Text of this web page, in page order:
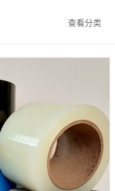
查看分类